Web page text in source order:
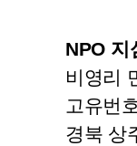
NPO 지
비영리
고유번
경북 상